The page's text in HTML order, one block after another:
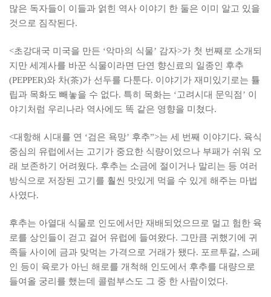
많은 독자들이 이들과 얽힌 역사 이야기 한 둘은 이미 알고 있을
것으로 짐작된다.
<초강대국 미국을 만든 ‘악마의 식물’ 감자>가 첫 번째로 소개되
지만 세계사를 바꾼 식물이라면 단연 향신료의 일종인 후추
(PEPPER)와 차(茶)가 선두를 다툰다. 이야기가 재미있기로는 튤
립과 목화도 빼놓을 수 없다. 특히 목화는 ‘고려시대 문익점’ 이
야기처럼 우리나라 역사에도 똑 같은 영향을 미쳤다.
<대항해 시대를 연 ‘검은 욕망’ 후추”>는 세 번째 이야기다. 육식
중심의 유럽에서는 고기가 중요한 식량이었으나 부패가 쉬워 오
래 보존하기 어려웠다. 후추는 소금에 절이거나 말리는 등 여러
방식으로 저장된 고기를 훨씬 맛있게 먹을 수 있게 해주는 마법
사였다.
후추는 아열대 식물로 인도에서만 재배되었으므로 멀고 험한 육
로를 상인들이 걷고 걸어 유럽에 들여왔다. 그만큼 귀했기에 귀
족들 사이에 금과 맞먹는 가격으로 거래가 됐다. 포르투갈, 스페
인 등이 육로가 아닌 해로를 개척해 인도에서 후추를 대량으로
들여올 궁리를 했는데 콜럼부스도 그 중 한 사람이었다.